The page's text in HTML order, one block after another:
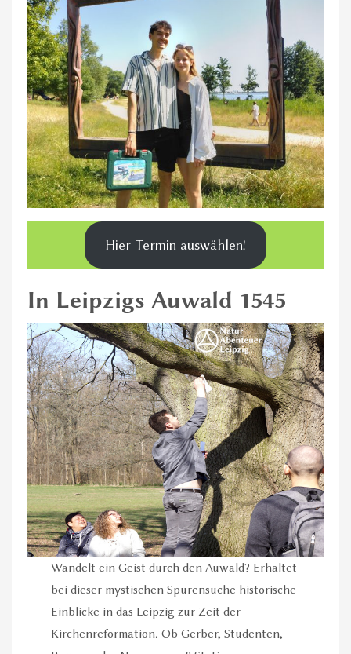
Hier Termin auswählen!
In Leipzigs Auwald 1545
Wandelt ein Geist durch den Auwald? Erhaltet
bei dieser mystischen Spurensuche historische
Einblicke in das Leipzig zur Zeit der
Kirchenreformation. Ob Gerber, Studenten,